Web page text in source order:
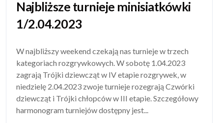
Najbliższe turnieje minisiatkówki
1/2.04.2023
W najbliższy weekend czekają nas turnieje w trzech
kategoriach rozgrywkowych. W sobotę 1.04.2023
zagrają Trójki dziewcząt w IV etapie rozgrywek, w
niedzielę 2.04.2023 zwoje turnieje rozegrają Czwórki
dziewcząt i Trójki chłopców w III etapie. Szczegółowy
harmonogram turniejów dostępny jest...